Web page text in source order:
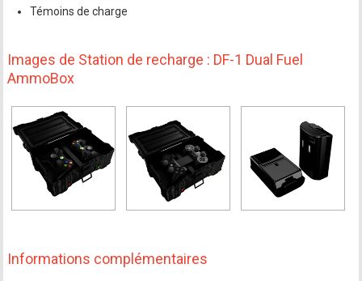
Témoins de charge
Images de Station de recharge : DF-1 Dual Fuel
AmmoBox
Informations complémentaires